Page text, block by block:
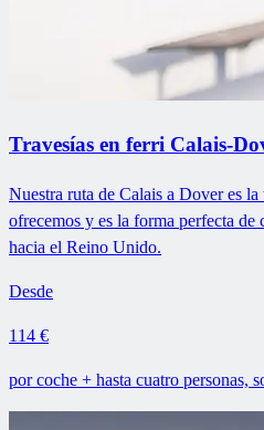
Travesías en ferri Calais-
Nuestra ruta de Calais a Dover es la
ofrecemos y es la forma perfecta de
hacia el Reino Unido.
Desde
114 €
por coche + hasta cuatro personas,